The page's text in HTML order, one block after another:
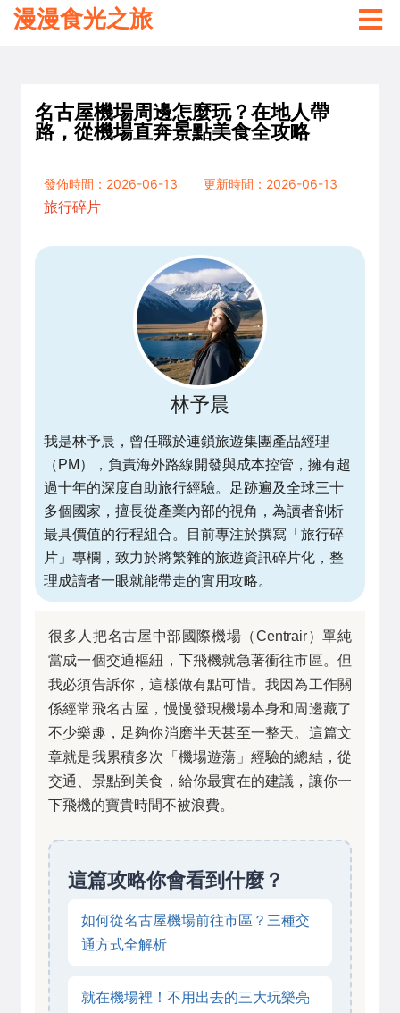
漫漫食光之旅
名古屋機場周邊怎麼玩？在地人帶
路，從機場直奔景點美食全攻略
發佈時間：2026-06-13
更新時間：2026-06-13
旅行碎片
林予晨
我是林予晨，曾任職於連鎖旅遊集團產品經理
（PM），負責海外路線開發與成本控管，擁有超
過十年的深度自助旅行經驗。足跡遍及全球三十
多個國家，擅長從產業內部的視角，為讀者剖析
最具價值的行程組合。目前專注於撰寫「旅行碎
片」專欄，致力於將繁雜的旅遊資訊碎片化，整
理成讀者一眼就能帶走的實用攻略。
很多人把名古屋中部國際機場（Centrair）單純
當成一個交通樞紐，下飛機就急著衝往市區。但
我必須告訴你，這樣做有點可惜。我因為工作關
係經常飛名古屋，慢慢發現機場本身和周邊藏了
不少樂趣，足夠你消磨半天甚至一整天。這篇文
章就是我累積多次「機場遊蕩」經驗的總結，從
交通、景點到美食，給你最實在的建議，讓你一
下飛機的寶貴時間不被浪費。
這篇攻略你會看到什麼？
如何從名古屋機場前往市區？三種交
通方式全解析
就在機場裡！不用出去的三大玩樂亮